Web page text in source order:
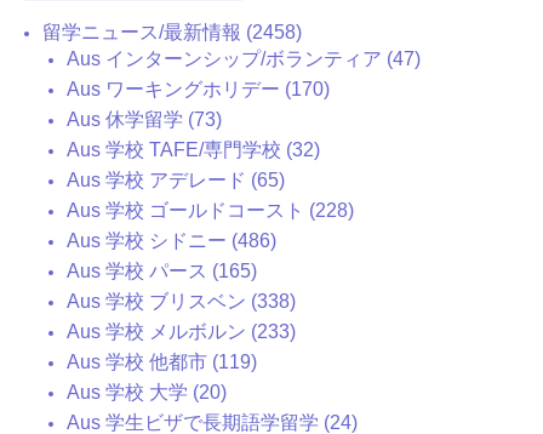
留学ニュース/最新情報 (2458)
Aus インターンシップ/ボランティア (47)
Aus ワーキングホリデー (170)
Aus 休学留学 (73)
Aus 学校 TAFE/専門学校 (32)
Aus 学校 アデレード (65)
Aus 学校 ゴールドコースト (228)
Aus 学校 シドニー (486)
Aus 学校 パース (165)
Aus 学校 ブリスベン (338)
Aus 学校 メルボルン (233)
Aus 学校 他都市 (119)
Aus 学校 大学 (20)
Aus 学生ビザで長期語学留学 (24)